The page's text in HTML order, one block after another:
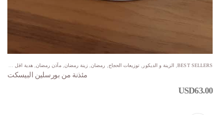
BEST SELLERS
, الزينة و الديكور توزيعات الحجاج رمضان, زينة رمضان ,مآذن رمضان,هدية اقل من $100
مئذنة من بورسلين البيسكت
USD63.00